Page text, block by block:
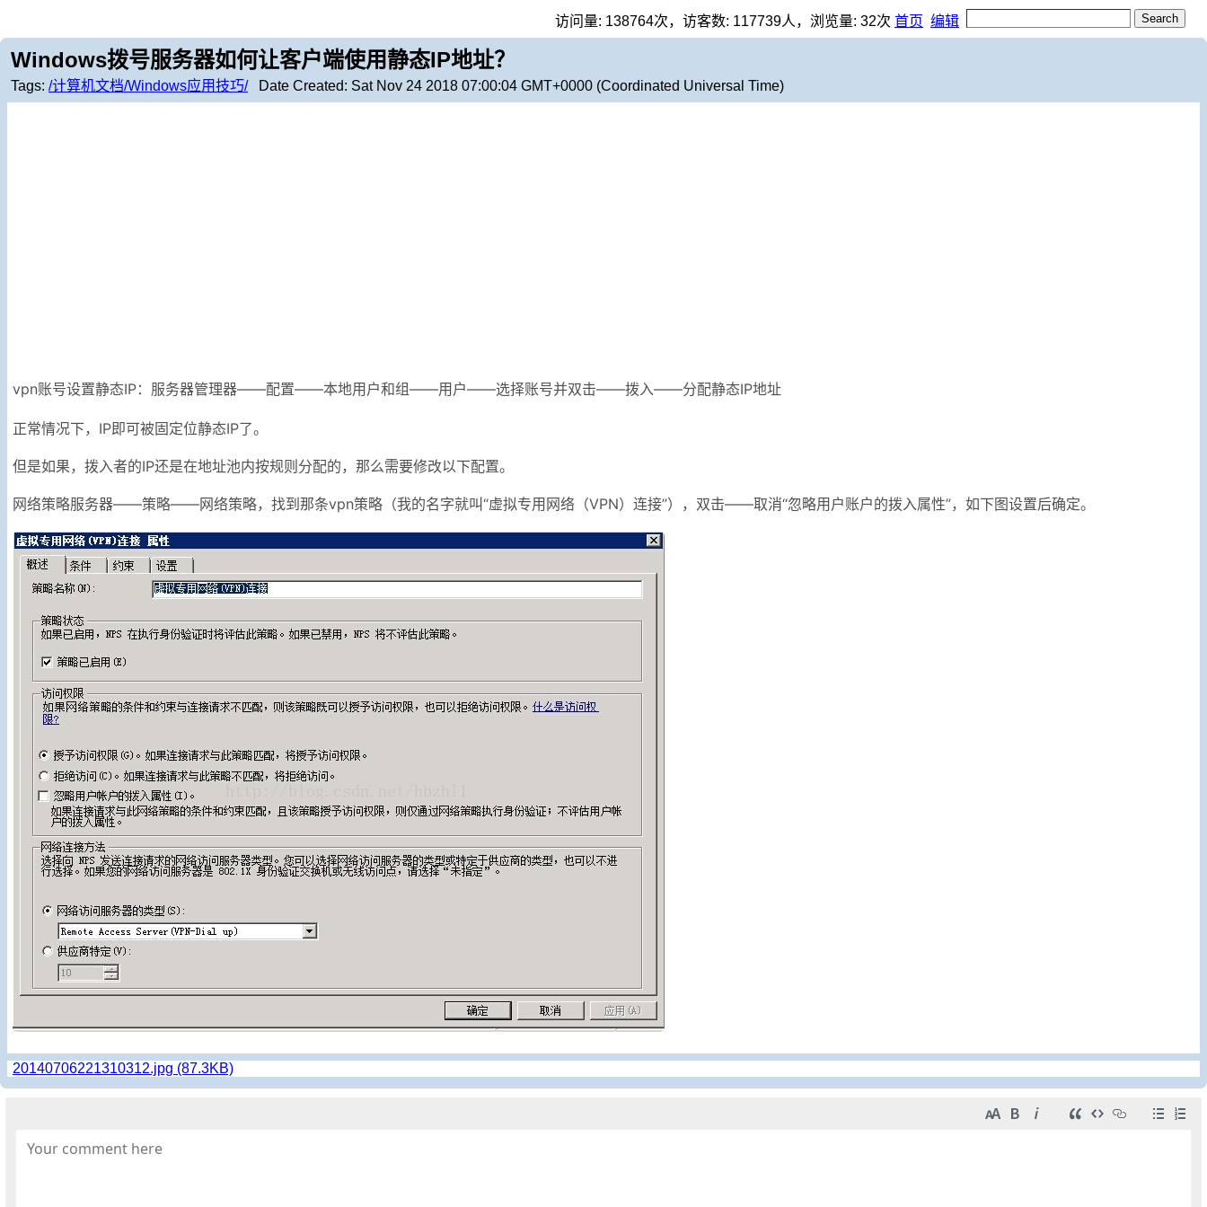
访问量: 138764次，访客数: 117739人，浏览量: 32次 首页 编辑
Windows拨号服务器如何让客户端使用静态IP地址？
Tags: /计算机文档/Windows应用技巧/Date Created: Sat Nov 24 2018 07:00:04 GMT+0000 (Coordinated Universal Time)
vpn账号设置静态IP：服务器管理器——配置——本地用户和组——用户——选择账号并双击——拨入——分配静态IP地址
正常情况下，IP即可被固定位静态IP了。
但是如果，拨入者的IP还是在地址池内按规则分配的，那么需要修改以下配置。
网络策略服务器——策略——网络策略，找到那条vpn策略（我的名字就叫“虚拟专用网络（VPN）连接”），双击——取消“忽略用户账户的拨入属性”，如下图设置后确定。
20140706221310312.jpg (87.3KB)